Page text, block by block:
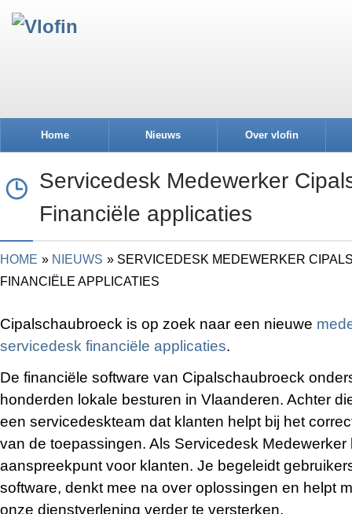
Home Nieuws Over vlofin
Servicedesk Medewerker
Financiële applicaties
HOME NIEUWS
SERVICEDESK MEDEWERKER
FINANCIËLE APPLICATIES
Cipalschaubroeck is op zoek naar een nieuwe
servicedesk financiële applicaties.
De financiële software van Cipalschaubroeck
honderden lokale besturen in Vlaanderen. Achter
een servicedeskteam dat klanten helpt bij het
van de toepassingen. Als Servicedesk
aanspreekpunt voor klanten. Je begeleidt
software, denkt mee na over oplossingen en helpt
onze dienstverlening verder te versterken.